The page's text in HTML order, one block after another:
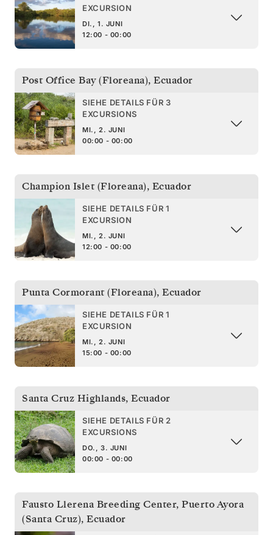
EXCURSION
DI., 1. JUNI
12:00 - 00:00
Post Office Bay (Floreana), Ecuador
SIEHE DETAILS FÜR 3
EXCURSIONS
MI., 2. JUNI
00:00 - 00:00
Champion Islet (Floreana), Ecuador
SIEHE DETAILS FÜR 1
EXCURSION
MI., 2. JUNI
12:00 - 00:00
Punta Cormorant (Floreana), Ecuador
SIEHE DETAILS FÜR 1
EXCURSION
MI., 2. JUNI
15:00 - 00:00
Santa Cruz Highlands, Ecuador
SIEHE DETAILS FÜR 2
EXCURSIONS
DO., 3. JUNI
00:00 - 00:00
Fausto Llerena Breeding Center, Puerto Ayora
(Santa Cruz), Ecuador